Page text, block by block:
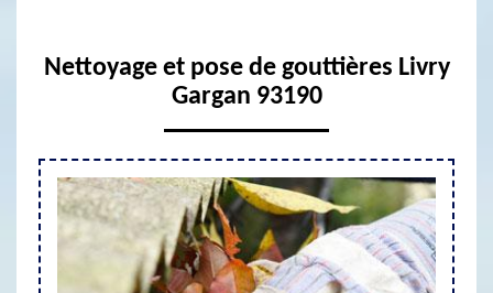
Nettoyage et pose de gouttières Livry
Gargan 93190